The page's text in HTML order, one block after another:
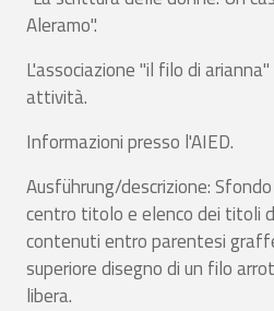
Aleramo".
L'associazione "il filo di
attività.
Informazioni presso l'AIED.
Ausführung/descrizione:
centro titolo e elenco dei titoli
contenuti entro parentesi
superiore disegno di un filo
libera.